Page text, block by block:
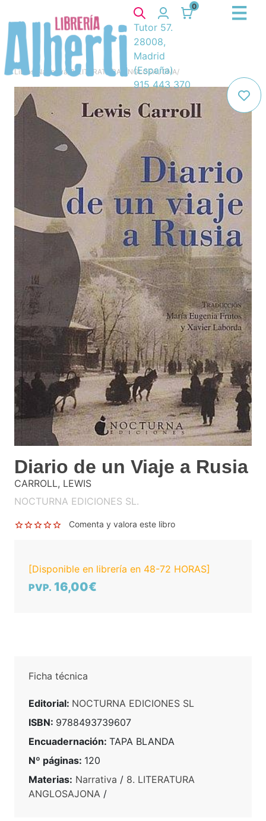
0
Tutor 57.
28008,
Madrid
(España)
915 443 370
Libros Narrativa/ 8. LITERATURA ANGLOSAJONA/
Diario de un Viaje a Rusia
CARROLL, LEWIS
NOCTURNA EDICIONES SL.
Comenta y valora este libro
[Disponible en librería en 48-72 HORAS]
PVP. 16,00€
Ficha técnica
Editorial: NOCTURNA EDICIONES SL
ISBN: 9788493739607
Encuadernación: TAPA BLANDA
Nº páginas: 120
Materias: Narrativa / 8. LITERATURA
ANGLOSAJONA /